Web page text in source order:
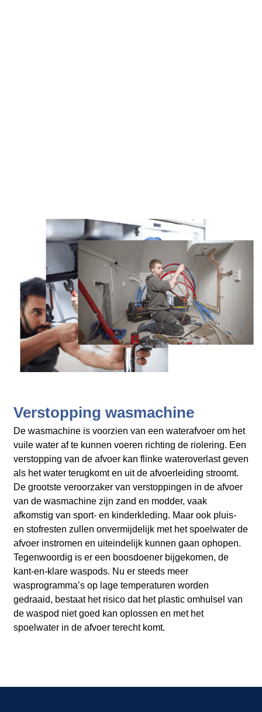
Verstopping wasmachine
De wasmachine is voorzien van een waterafvoer om het
vuile water af te kunnen voeren richting de riolering. Een
verstopping van de afvoer kan flinke wateroverlast geven
als het water terugkomt en uit de afvoerleiding stroomt.
De grootste veroorzaker van verstoppingen in de afvoer
van de wasmachine zijn zand en modder, vaak
afkomstig van sport- en kinderkleding. Maar ook pluis-
en stofresten zullen onvermijdelijk met het spoelwater de
afvoer instromen en uiteindelijk kunnen gaan ophopen.
Tegenwoordig is er een boosdoener bijgekomen, de
kant-en-klare waspods. Nu er steeds meer
wasprogramma’s op lage temperaturen worden
gedraaid, bestaat het risico dat het plastic omhulsel van
de waspod niet goed kan oplossen en met het
spoelwater in de afvoer terecht komt.